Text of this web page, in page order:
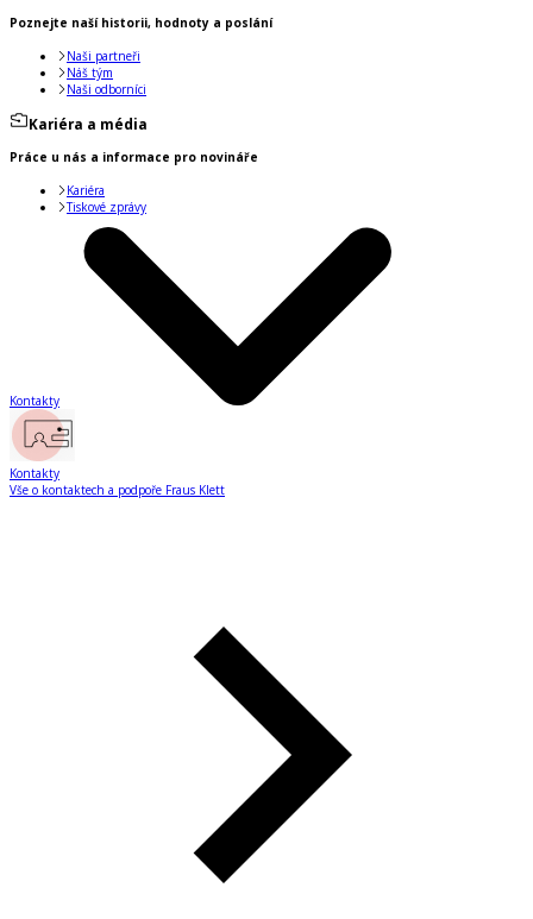
Poznejte naší historii, hodnoty a poslání
Naši partneři
Náš tým
Naši odborníci
Kariéra a média
Práce u nás a informace pro novináře
Kariéra
Tiskové zprávy
Kontakty
Kontakty
Vše o kontaktech a podpoře Fraus Klett